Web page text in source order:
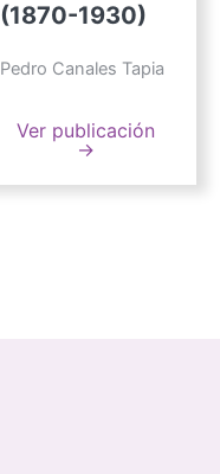
(1870-1930)
Pedro Canales Tapia
Ver publicación
→